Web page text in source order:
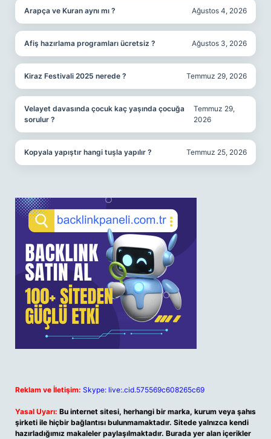
Arapça ve Kuran aynı mı ? Ağustos 4, 2026
Afiş hazırlama programları ücretsiz ? Ağustos 3, 2026
Kiraz Festivali 2025 nerede ? Temmuz 29, 2026
Velayet davasında çocuk kaç yaşında çocuğa
sorulur ?
Temmuz 29,
2026
Kopyala yapıştır hangi tuşla yapılır ? Temmuz 25, 2026
Reklam ve İletişim: Skype: live:.cid.575569c608265c69
Yasal Uyarı: Bu internet sitesi, herhangi bir marka, kurum veya şahıs
şirketi ile hiçbir bağlantısı bulunmamaktadır. Sitede yalnızca kendi
hazırladığımız makaleler paylaşılmaktadır. Burada yer alan içerikler